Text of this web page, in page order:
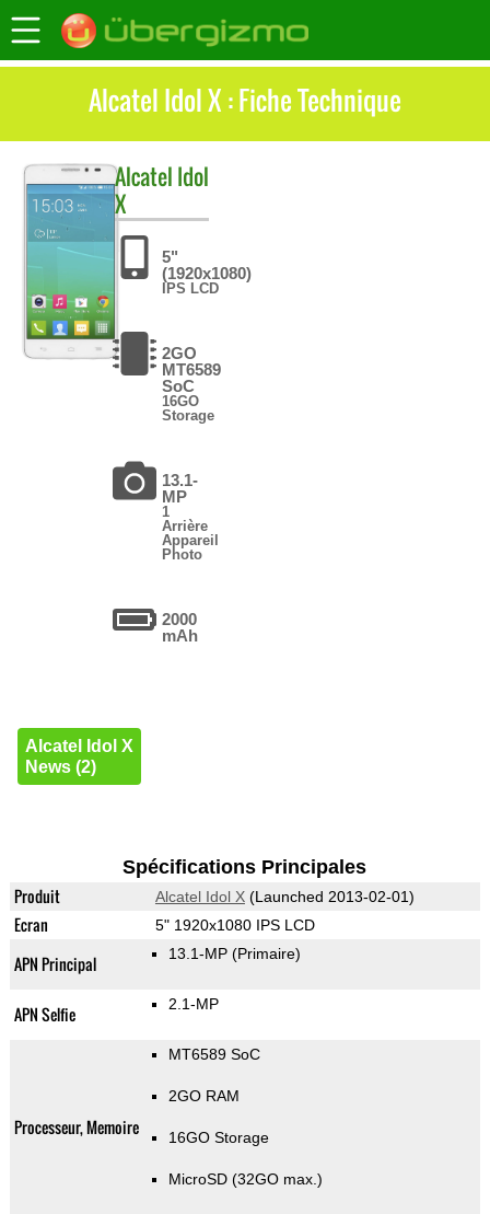
Alcatel Idol X : Fiche Technique
Alcatel Idol
X
5"
(1920x1080)
IPS LCD
2GO
MT6589
SoC
16GO
Storage
13.1-
MP
1
Arrière
Appareil
Photo
2000
mAh
Alcatel Idol X
News (2)
Spécifications Principales
Produit Alcatel Idol X(Launched 2013-02-01)
Ecran 5" 1920x1080 IPS LCD
APN Principal 13.1-MP (Primaire)
APN Selfie 2.1-MP
Processeur, Memoire
MT6589 SoC
2GO RAM
16GO Storage
MicroSD (32GO max.)